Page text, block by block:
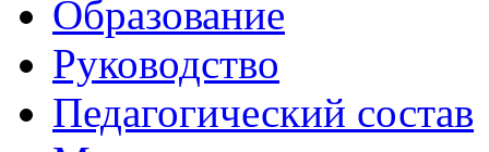
Образование
Руководство
Педагогический состав